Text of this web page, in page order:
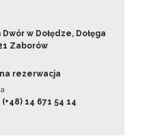
w Dołędze, Dołęga
Zaborów
rezerwacja
14 671 54 14